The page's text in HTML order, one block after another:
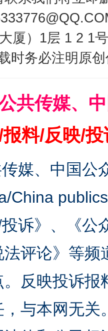
厦）1层 1 2 1
时务必注明原
共传媒、
料/反映/
媒、中国公
China
诉》、《公
法评论》等
反映投诉
与本网无